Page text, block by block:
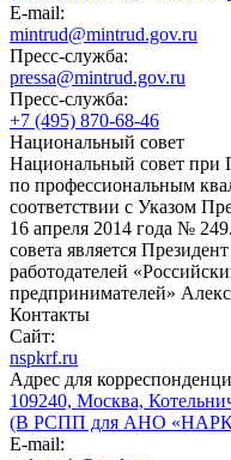
E-mail:
mintrud@mintrud.gov.ru
Пресс-служба:
pressa@mintrud.gov.ru
Пресс-служба:
+7 (495) 870-68-46
Национальный совет
Национальный совет при
по профессиональным
соответствии с Указом
16 апреля 2014 года №
совета является
работодателей
предпринимателей»
Контакты
Сайт:
nspkrf.ru
Адрес для
109240, Москва,
(В РСПП для АНО
E-mail: